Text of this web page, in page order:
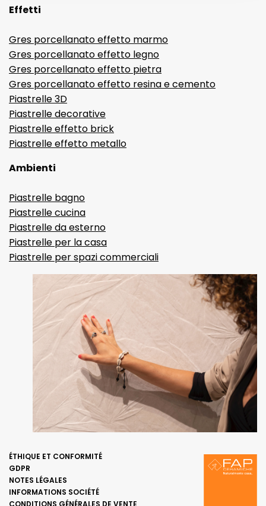
Effetti
Gres porcellanato effetto marmo
Gres porcellanato effetto legno
Gres porcellanato effetto pietra
Gres porcellanato effetto resina e cemento
Piastrelle 3D
Piastrelle decorative
Piastrelle effetto brick
Piastrelle effetto metallo
Ambienti
Piastrelle bagno
Piastrelle cucina
Piastrelle da esterno
Piastrelle per la casa
Piastrelle per spazi commerciali
ÉTHIQUE ET CONFORMITÉ
GDPR
NOTES LÉGALES
INFORMATIONS SOCIÉTÉ